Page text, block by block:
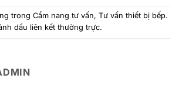
trong Cẩm nang tư vấn, Tư vấn thiết bị bếp.
dấu liên kết thường trực.